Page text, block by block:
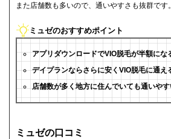
また店舗数も多いので、通いやすさも抜群です。
ミュゼのおすすめポイント
アプリダウンロードでVIO脱毛が半額にな
デイプランならさらに安くVIO脱毛に通え
店舗数が多く地方に住んでいても通いやす
ミュゼの口コミ